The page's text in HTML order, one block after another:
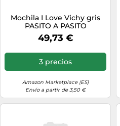
Mochila I Love Vichy gris
PASITO A PASITO
49,73 €
3 precios
Amazon Marketplace (ES)
Envío a partir de 3,50 €